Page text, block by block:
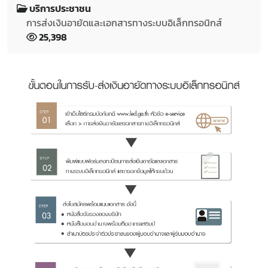
บริการประชาชน
การส่งเงินอายัดและเอกสารทางระบบอิเล็กทรอนิกส์
25,398